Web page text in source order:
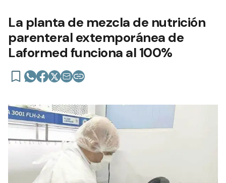
La planta de mezcla de nutrición
parenteral extemporánea de
Laformed funciona al 100%